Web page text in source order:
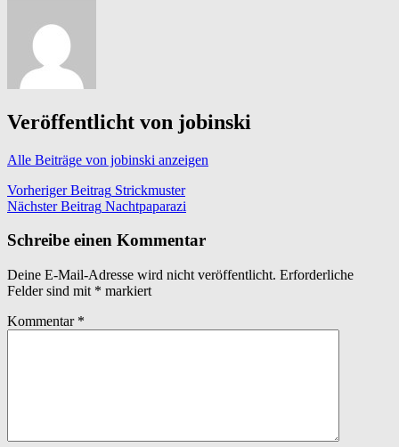
Veröffentlicht von jobinski
Alle Beiträge von jobinski anzeigen
Beitragsnavigation
Vorheriger Beitrag Strickmuster
Nächster Beitrag Nachtpaparazi
Schreibe einen Kommentar
Deine E-Mail-Adresse wird nicht veröffentlicht. Erforderliche
Felder sind mit * markiert
Kommentar *